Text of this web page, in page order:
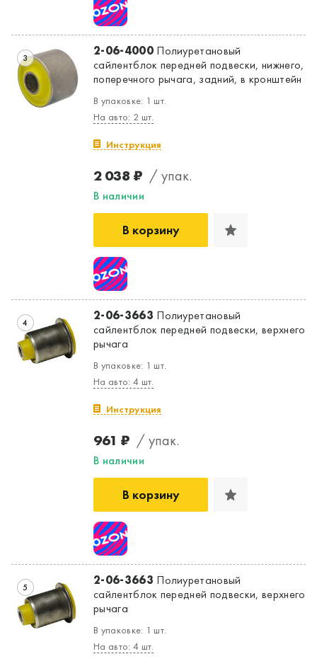
Да, верно
3 2-06-4000Полиуретановый
сайлентблок передней подвески, нижнего,
поперечного рычага, задний, в кронштейн
В упаковке: 1 шт.
На авто: 2 шт.
Инструкция
2 038 ₽ / упак.
В наличии
В корзину
4 2-06-3663 Полиуретановый
сайлентблок передней подвески, верхнего
рычага
В упаковке: 1 шт.
На авто: 4 шт.
Инструкция
961 ₽ / упак.
В наличии
В корзину
5 2-06-3663 Полиуретановый
сайлентблок передней подвески, верхнего
рычага
В упаковке: 1 шт.
На авто: 4 шт.